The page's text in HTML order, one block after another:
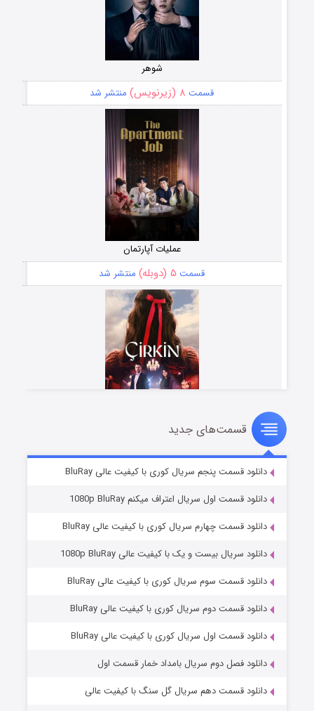
شوهر
قسمت ۸ (زیرنویس) منتشر شد
عملیات آپارتمان
قسمت ۵ (دوبله) منتشر شد
سریال زشت
قسمت۲ (زیرنویس) منتشر شد
مردگان متحرک: شهر مرده ۳
قسمت۲ (زیرنویس) منتشر شد
قسمت‌های جدید
دانلود قسمت پنجم سریال کوری با کیفیت عالی BluRay
دانلود قسمت اول سریال اعتراف میکنم 1080p BluRay
دانلود قسمت چهارم سریال کوری با کیفیت عالی BluRay
دانلود سریال بیست و یک با کیفیت عالی 1080p BluRay
دانلود قسمت سوم سریال کوری با کیفیت عالی BluRay
دانلود قسمت دوم سریال کوری با کیفیت عالی BluRay
دانلود قسمت اول سریال کوری با کیفیت عالی BluRay
دانلود فصل دوم سریال بامداد خمار قسمت اول
دانلود قسمت دهم سریال گل سنگ با کیفیت عالی